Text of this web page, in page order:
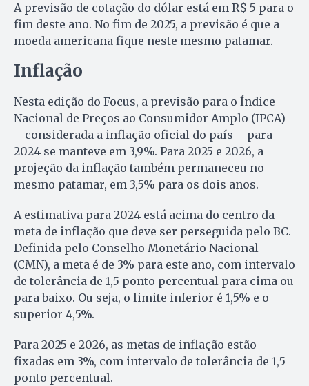
A previsão de cotação do dólar está em R$ 5 para o
fim deste ano. No fim de 2025, a previsão é que a
moeda americana fique neste mesmo patamar.
Inflação
Nesta edição do Focus, a previsão para o Índice
Nacional de Preços ao Consumidor Amplo (IPCA)
– considerada a inflação oficial do país – para
2024 se manteve em 3,9%. Para 2025 e 2026, a
projeção da inflação também permaneceu no
mesmo patamar, em 3,5% para os dois anos.
A estimativa para 2024 está acima do centro da
meta de inflação que deve ser perseguida pelo BC.
Definida pelo Conselho Monetário Nacional
(CMN), a meta é de 3% para este ano, com intervalo
de tolerância de 1,5 ponto percentual para cima ou
para baixo. Ou seja, o limite inferior é 1,5% e o
superior 4,5%.
Para 2025 e 2026, as metas de inflação estão
fixadas em 3%, com intervalo de tolerância de 1,5
ponto percentual.